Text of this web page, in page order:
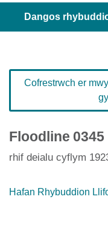
Dangos
Cofrestrwch er
Floodline 0345
rhif deialu cyflym
Hafan Rhybuddion